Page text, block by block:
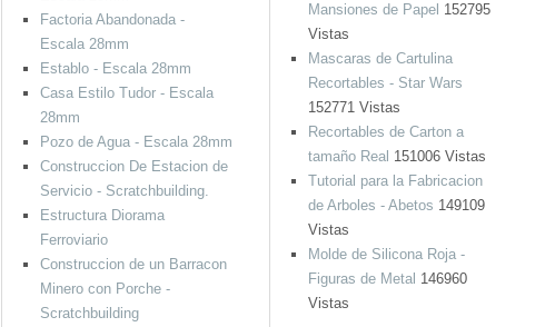
Mansiones de Papel 152795
Vistas
Mascaras de Cartulina
Recortables - Star Wars
152771 Vistas
Recortables de Carton a
tamaño Real 151006 Vistas
Tutorial para la Fabricacion
de Arboles - Abetos 149109
Vistas
Molde de Silicona Roja -
Figuras de Metal 146960
Vistas
Factoria Abandonada -
Escala 28mm
Establo - Escala 28mm
Casa Estilo Tudor - Escala
28mm
Pozo de Agua - Escala 28mm
Construccion De Estacion de
Servicio - Scratchbuilding.
Estructura Diorama
Ferroviario
Construccion de un Barracon
Minero con Porche -
Scratchbuilding